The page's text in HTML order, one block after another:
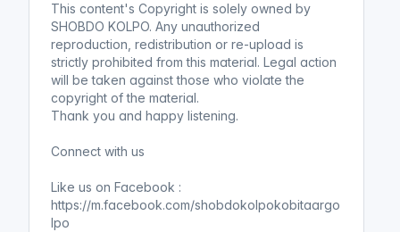
ভিন্ন কিছু হোক অডিওবুক । গল্প ৮ (এবার
ভিন্ন কিছু হোক)
Shobdo Kolpo
এবার ভিন্ন কিছু হোক
অডিওবুক । গল্প ৭
Shobdo Kolpo
This content's Copyright is solely owned by
SHOBDO KOLPO. Any unauthorized
reproduction, redistribution or re-upload is
strictly prohibited from this material. Legal action
will be taken against those who violate the
copyright of the material.
Thank you and happy listening.
Connect with us
Like us on Facebook :
https://m.facebook.com/shobdokolpokobitaargo
lpo